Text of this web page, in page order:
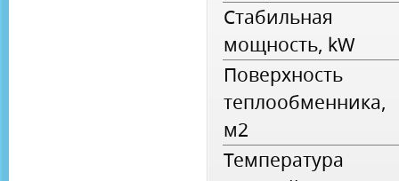
Стабильная
мощность, kW
Поверхность
теплообменника,
м2
Температура